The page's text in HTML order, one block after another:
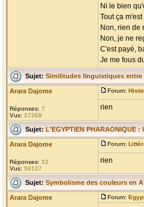
Ni le bien
Tout ça
Non, rien de
Non, je ne
C'est payé,
Je me fous
Sujet: Similitudes linguistiques entre
Arara Dajome
Réponses: 7
Vus: 27268
Forum:
rien
Sujet: L'EGYPTIEN PHARAONIQUE :
Arara Dajome
Réponses: 32
Vus: 58127
Forum:
rien
Sujet: Symbolisme des couleurs en
Arara Dajome Forum: